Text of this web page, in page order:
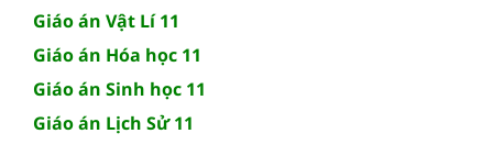
Giáo án Vật Lí 11
Giáo án Hóa học 11
Giáo án Sinh học 11
Giáo án Lịch Sử 11